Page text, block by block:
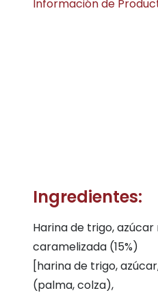
Información de
Ingredientes:
Harina de trigo,
caramelizada (15%)
[harina de trigo,
(palma, colza),